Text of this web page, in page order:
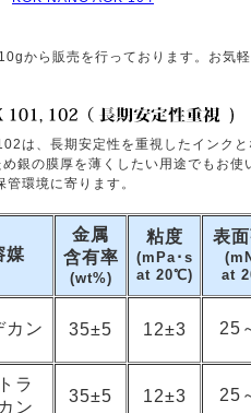
10gから販売を行っております。お気
は、長期安定性を重視したインク
銀の膜厚を薄くしたい用途でもお使
環境に寄ります。
媒
金属
含有率
(wt%)
粘度
(mPa･s
at 20℃)
表
at
カン 35±5 12±3 25
ラ
ン
35±5 12±3 25